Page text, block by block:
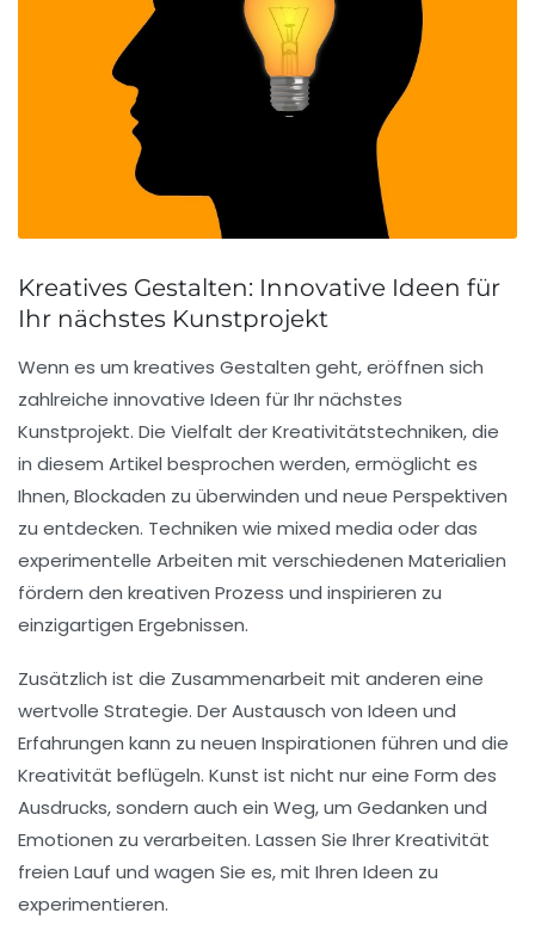
Kreatives Gestalten: Innovative Ideen für
Ihr nächstes Kunstprojekt
Wenn es um kreatives Gestalten geht, eröffnen sich
zahlreiche innovative Ideen für Ihr nächstes
Kunstprojekt. Die Vielfalt derKreativitätstechniken, die
in diesem Artikel besprochen werden, ermöglicht es
Ihnen, Blockaden zu überwinden und neue Perspektiven
zu entdecken. Techniken wie mixed media oder das
experimentelle Arbeiten mit verschiedenen Materialien
fördern den kreativen Prozess und inspirieren zu
einzigartigen Ergebnissen.
Zusätzlich ist die Zusammenarbeit mit anderen eine
wertvolle Strategie. Der Austausch von Ideen und
Erfahrungen kann zu neuen Inspirationen führen und die
Kreativität beflügeln. Kunst ist nicht nur eine Form des
Ausdrucks, sondern auch ein Weg, um Gedanken und
Emotionen zu verarbeiten. Lassen Sie IhrerKreativität
freien Lauf und wagen Sie es, mit Ihren Ideen zu
experimentieren.